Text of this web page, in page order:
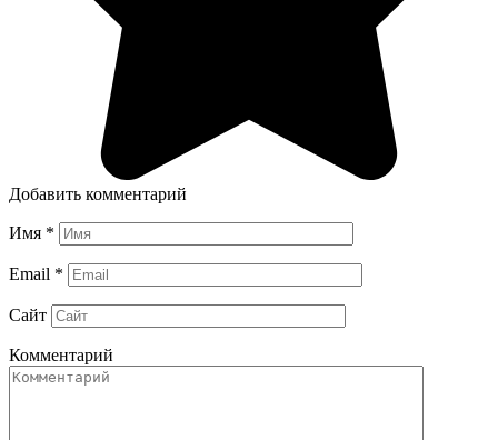
Добавить комментарий
Имя *
Email *
Сайт
Комментарий